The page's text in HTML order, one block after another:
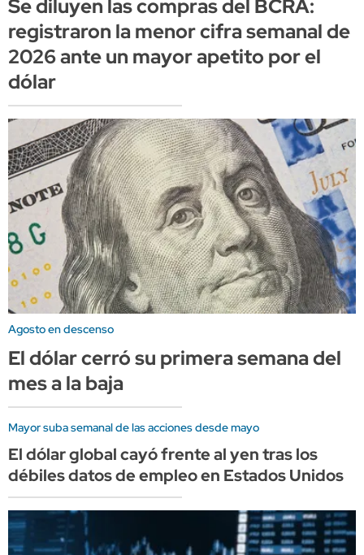
Se diluyen las compras del BCRA:
registraron la menor cifra semanal de
2026 ante un mayor apetito por el
dólar
Agosto en descenso
El dólar cerró su primera semana del
mes a la baja
Mayor suba semanal de las acciones desde mayo
El dólar global cayó frente al yen tras los
débiles datos de empleo en Estados Unidos